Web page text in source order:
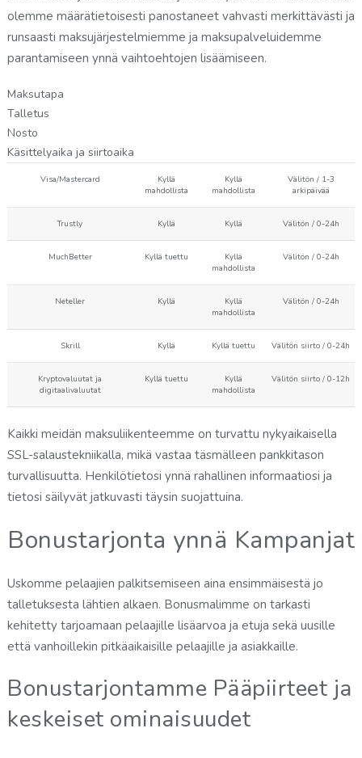
olemme määrätietoisesti panostaneet vahvasti merkittävästi ja
runsaasti maksujärjestelmiemme ja maksupalveluidemme
parantamiseen ynnä vaihtoehtojen lisäämiseen.
Maksutapa
Talletus
Nosto
Käsittelyaika ja siirtoaika
Visa/Mastercard
Kyllä
mahdollista
Kyllä
mahdollista
Välitön / 1-3
arkipäivää
Trustly Kyllä Kyllä Välitön / 0-24h
MuchBetter Kyllä tuettu
Kyllä
mahdollista
Välitön / 0-24h
Neteller Kyllä
Kyllä
mahdollista
Välitön / 0-24h
Skrill Kyllä Kyllä tuettu Välitön siirto / 0-24h
Kryptovaluutat ja
digitaalivaluutat
Kyllä tuettu
Kyllä
mahdollista
Välitön siirto / 0-12h
Kaikki meidän maksuliikenteemme on turvattu nykyaikaisella
SSL-salaustekniikalla, mikä vastaa täsmälleen pankkitason
turvallisuutta. Henkilötietosi ynnä rahallinen informaatiosi ja
tietosi säilyvät jatkuvasti täysin suojattuina.
Bonustarjonta ynnä Kampanjat
Uskomme pelaajien palkitsemiseen aina ensimmäisestä jo
talletuksesta lähtien alkaen. Bonusmalimme on tarkasti
kehitetty tarjoamaan pelaajille lisäarvoa ja etuja sekä uusille
että vanhoillekin pitkäaikaisille pelaajille ja asiakkaille.
Bonustarjontamme Pääpiirteet ja
keskeiset ominaisuudet